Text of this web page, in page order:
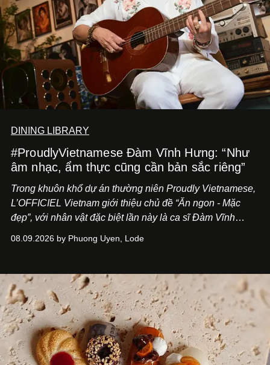
DINING LIBRARY
#ProudlyVietnamese Đàm Vĩnh Hưng: “Như
âm nhạc, ẩm thực cũng cần bản sắc riêng”
Trong khuôn khổ dự án thường niên Proudly Vietnamese,
L’OFFICIEL Vietnam giới thiệu chủ đề “Ăn ngon - Mặc
đẹp”, với nhân vật đặc biệt lần này là ca sĩ Đàm Vĩnh
08.09.2026 by Phuong Uyen, Lode